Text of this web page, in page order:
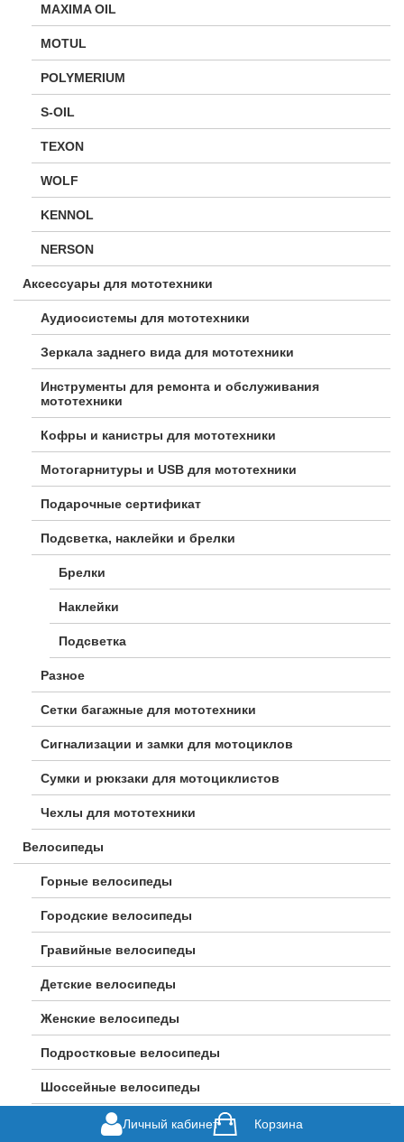
MAXIMA OIL
MOTUL
POLYMERIUM
S-OIL
TEXON
WOLF
KENNOL
NERSON
Аксессуары для мототехники
Аудиосистемы для мототехники
Зеркала заднего вида для мототехники
Инструменты для ремонта и обслуживания
мототехники
Кофры и канистры для мототехники
Мотогарнитуры и USB для мототехники
Подарочные сертификат
Подсветка, наклейки и брелки
Брелки
Наклейки
Подсветка
Разное
Сетки багажные для мототехники
Сигнализации и замки для мотоциклов
Сумки и рюкзаки для мотоциклистов
Чехлы для мототехники
Велосипеды
Горные велосипеды
Городские велосипеды
Гравийные велосипеды
Детские велосипеды
Женские велосипеды
Подростковые велосипеды
Шоссейные велосипеды
Личный кабинет Корзина